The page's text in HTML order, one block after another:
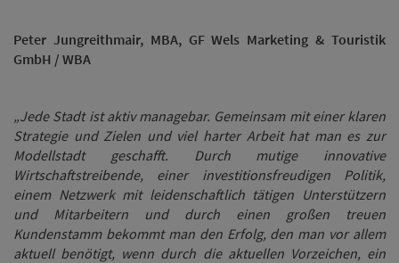
Peter Jungreithmair, MBA, GF Wels Marketing & Touristik
GmbH / WBA
„Jede Stadt ist aktiv managebar. Gemeinsam mit einer klaren
Strategie und Zielen und viel harter Arbeit hat man es zur
Modellstadt geschafft. Durch mutige innovative
Wirtschaftstreibende, einer investitionsfreudigen Politik,
einem Netzwerk mit leidenschaftlich tätigen Unterstützern
und Mitarbeitern und durch einen großen treuen
Kundenstamm bekommt man den Erfolg, den man vor allem
aktuell benötigt, wenn durch die aktuellen Vorzeichen, ein